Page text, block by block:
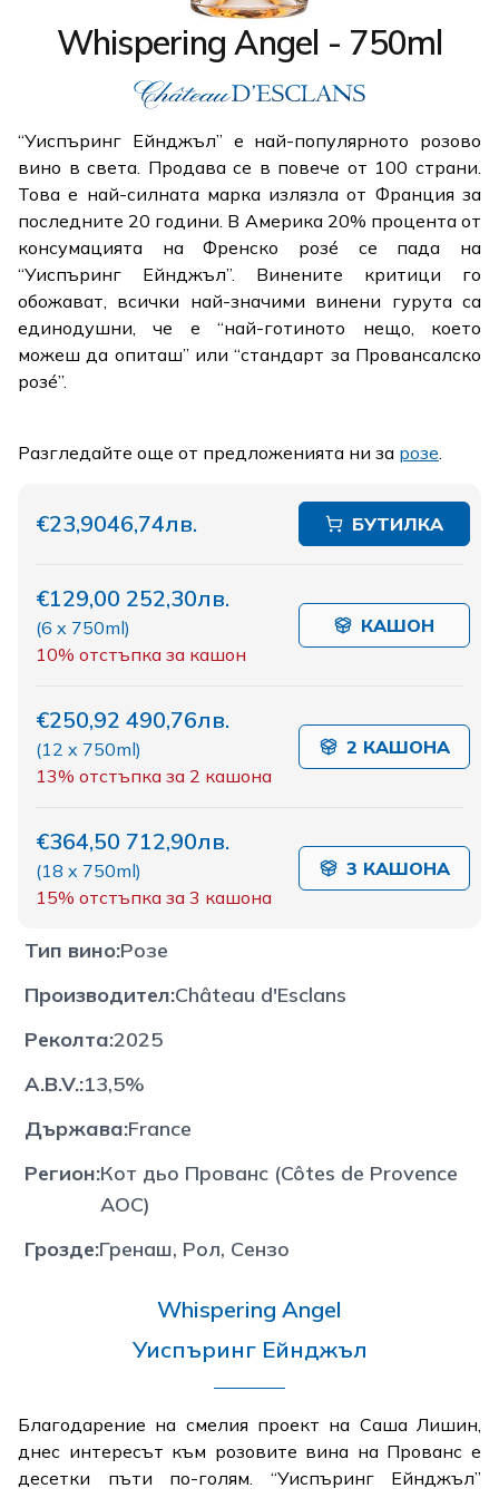
Whispering Angel - 750ml
“Уиспъринг Ейнджъл” е най-популярното розово
вино в света. Продава се в повече от 100 страни.
Това е най-силната марка излязла от Франция за
последните 20 години. В Америка 20% процента от
консумацията на Френско розé се пада на
“Уиспъринг Ейнджъл”. Винените критици го
обожават, всички най-значими винени гурута са
единодушни, че е “най-готиното нещо, което
можеш да опиташ” или “стандарт за Провансалско
розé”.
Разгледайте още от предложенията ни за розе.
€23,9046,74лв. БУТИЛКА
€129,00 252,30лв.
(6 x 750ml)
10% отстъпка за кашон
КАШОН
€250,92 490,76лв.
(12 x 750ml)
13% отстъпка за 2 кашона
2 КАШОНА
€364,50 712,90лв.
(18 x 750ml)
15% отстъпка за 3 кашона
3 КАШОНА
Тип вино:Розе
Производител:Château d'Esclans
Реколта:2025
A.B.V.:13,5%
Държава:France
Регион:Кот дьо Прованс (Côtes de Provence
AOC)
Грозде:Гренаш, Рол, Сензо
Whispering Angel
Уиспъринг Eйнджъл
Благодарение на смелия проект на Саша Лишин,
днес интересът към розовите вина на Прованс е
десетки пъти по-голям. “Уиспъринг Ейнджъл”